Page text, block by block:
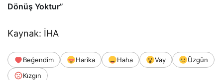
Dönüş Yoktur”
Kaynak: İHA
Beğendim Harika Haha Vay
Üzgün
Kızgın